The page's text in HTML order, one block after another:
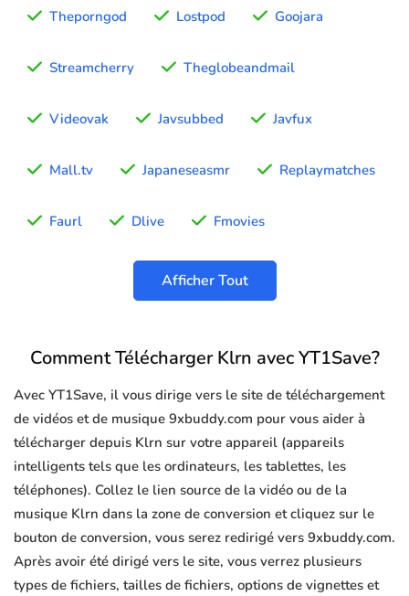
Theporngod Lostpod Goojara
Streamcherry Theglobeandmail
Videovak Javsubbed Javfux
Mall.tv Japaneseasmr Replaymatches
Faurl Dlive Fmovies
Afficher Tout
Comment Télécharger Klrn avec YT1Save?
Avec YT1Save, il vous dirige vers le site de téléchargement
de vidéos et de musique 9xbuddy.com pour vous aider à
télécharger depuis Klrn sur votre appareil (appareils
intelligents tels que les ordinateurs, les tablettes, les
téléphones). Collez le lien source de la vidéo ou de la
musique Klrn dans la zone de conversion et cliquez sur le
bouton de conversion, vous serez redirigé vers 9xbuddy.com.
Après avoir été dirigé vers le site, vous verrez plusieurs
types de fichiers, tailles de fichiers, options de vignettes et